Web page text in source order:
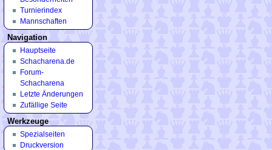
Turnierindex
Mannschaften
Navigation
Hauptseite
Schacharena.de
Forum-
Schacharena
Letzte Änderungen
Zufällige Seite
Werkzeuge
Spezialseiten
Druckversion